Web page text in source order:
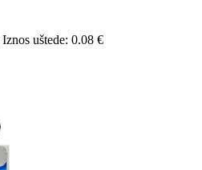
Iznos uštede: 0.08 €